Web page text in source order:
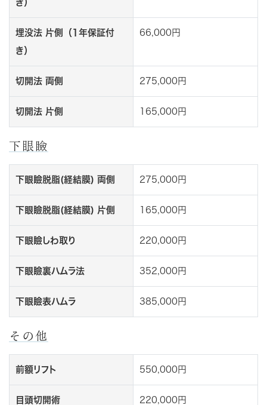
き）
埋没法 片側（1年保証付
き）
66,000円
切開法 両側 275,000円
切開法 片側 165,000円
下眼瞼
下眼瞼脱脂(経結膜) 両側 275,000円
下眼瞼脱脂(経結膜) 片側 165,000円
下眼瞼しわ取り 220,000円
下眼瞼裏ハムラ法 352,000円
下眼瞼表ハムラ 385,000円
その他
前額リフト 550,000円
目頭切開術
220,000円